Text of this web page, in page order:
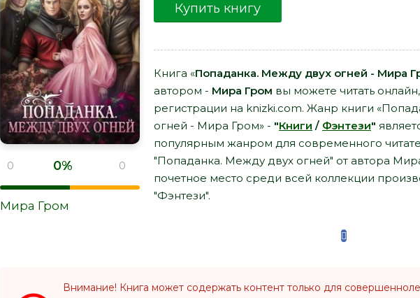
0 0% 0
Мира Гром
Купить книгу
Книга «Попаданка. Между двух огней - Мира
автором - Мира Гром вы можете читать
регистрации на knizki.com. Жанр книги
огней - Мира Гром» - "Книги / Фэнтези"
популярным жанром для современного
"Попаданка. Между двух огней" от автора
почетное место среди всей коллекции
"Фэнтези".
Внимание! Книга может содержать контент только для